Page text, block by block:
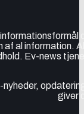
al information.
Ev-news
giver